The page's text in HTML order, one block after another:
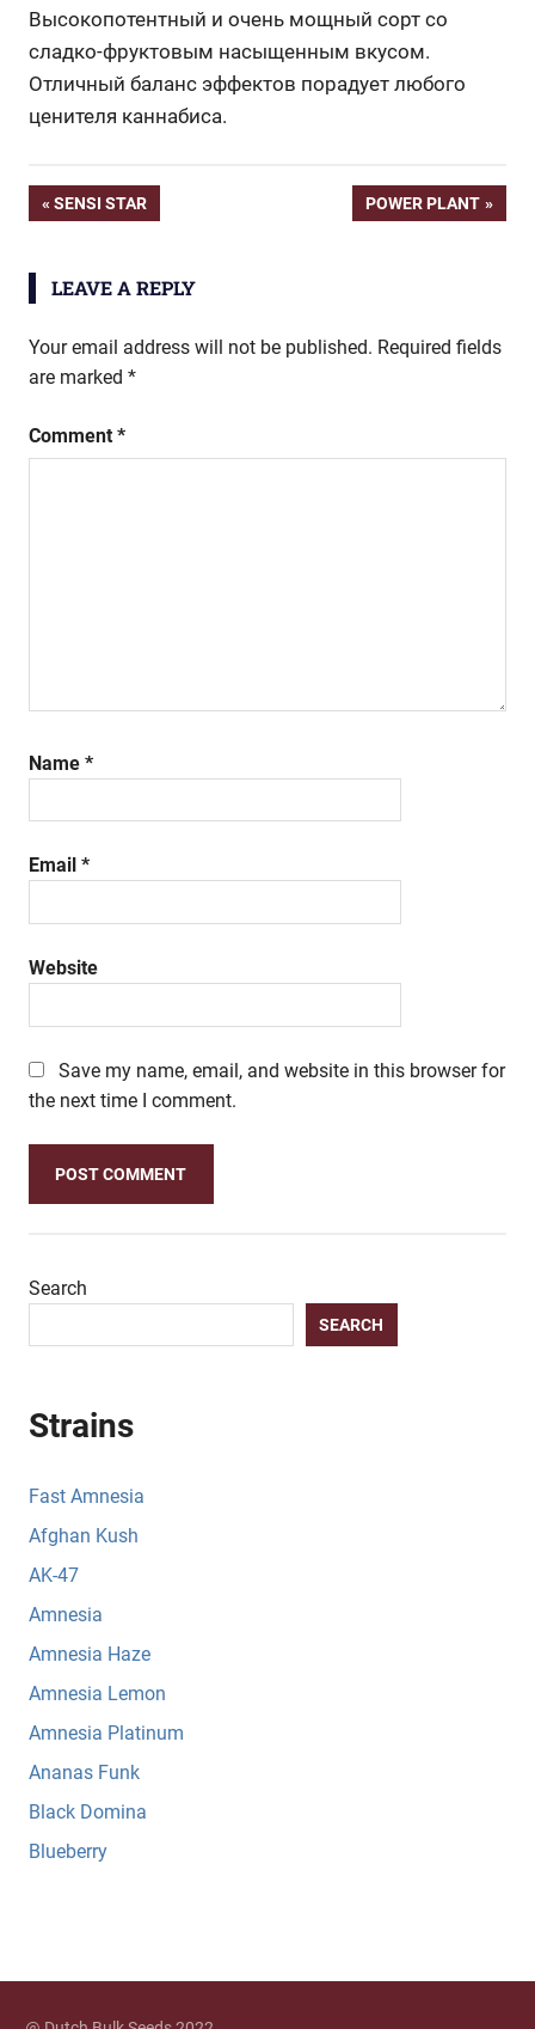
Высокопотентный и очень мощный сорт со
сладко-фруктовым насыщенным вкусом.
Отличный баланс эффектов порадует любого
ценителя каннабиса.
Post
PREVIOUS
SENSI STAR
NEXT
POWER PLANT
LEAVE A REPLY
Your email address will not be published. Required fields
are marked *
Comment *
Name *
Email *
Website
Save my name, email, and website in this browser for
the next time I comment.
Search
SEARCH
Strains
Fast Amnesia
Afghan Kush
AK-47
Amnesia
Amnesia Haze
Amnesia Lemon
Amnesia Platinum
Ananas Funk
Black Domina
Blueberry